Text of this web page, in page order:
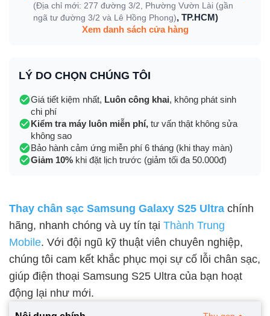
(Địa chỉ mới: 277 đường 3/2, Phường Vườn Lài (gần
ngã tư đường 3/2 và Lê Hồng Phong), TP.HCM)
Xem danh sách cửa hàng
LÝ DO CHỌN CHÚNG TÔI
Giá tiết kiệm nhất, Luôn công khai, không phát sinh
chi phí
Kiểm tra máy luôn miễn phí, tư vấn thật không sửa
không sao
Bảo hành cảm ứng miễn phí 6 tháng (khi thay màn)
Giảm 10% khi đặt lịch trước (giảm tối đa 50.000đ)
Thay chân sạc Samsung Galaxy S25 Ultra chính
hãng, nhanh chóng và uy tín tại Thành Trung
Mobile. Với đội ngũ kỹ thuật viên chuyên nghiệp,
chúng tôi cam kết khắc phục mọi sự cố lỗi chân sạc,
giúp điện thoại Samsung S25 Ultra của bạn hoạt
động lại như mới.